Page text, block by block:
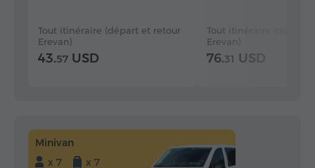
Tout itinéraire (départ et retour
Erevan)
43.57 USD
Tout itinéraire (départ
Erevan)
76.31 USD
Minivan
x 7
x 7